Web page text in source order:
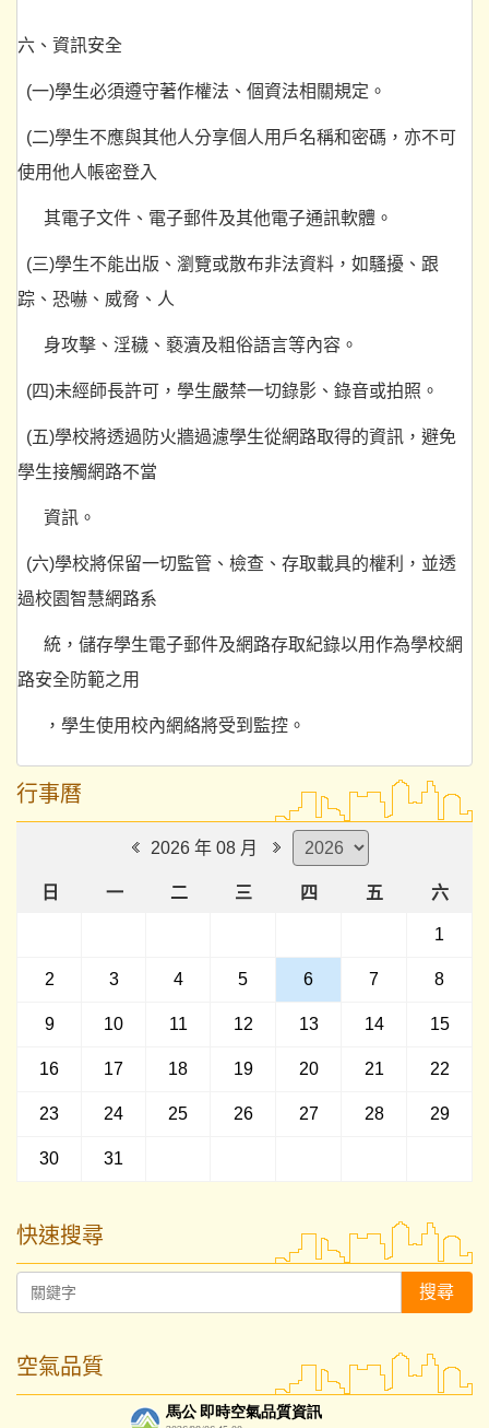
六、資訊安全
(一)學生必須遵守著作權法、個資法相關規定。
(二)學生不應與其他人分享個人用戶名稱和密碼，亦不可
使用他人帳密登入
其電子文件、電子郵件及其他電子通訊軟體。
(三)學生不能出版、瀏覽或散布非法資料，如騷擾、跟
踪、恐嚇、威脅、人
身攻擊、淫穢、褻瀆及粗俗語言等內容。
(四)未經師長許可，學生嚴禁一切錄影、錄音或拍照。
(五)學校將透過防火牆過濾學生從網路取得的資訊，避免
學生接觸網路不當
資訊。
(六)學校將保留一切監管、檢查、存取載具的權利，並透
過校園智慧網路系
統，儲存學生電子郵件及網路存取紀錄以用作為學校網
路安全防範之用
，學生使用校內網絡將受到監控。
行事曆
2026 年 08 月
日 一 二 三 四 五 六
1
2 3 4 5 6 7 8
9 10 11 12 13 14 15
16 17 18 19 20 21 22
23 24 25 26 27 28 29
30 31
快速搜尋
搜尋
空氣品質